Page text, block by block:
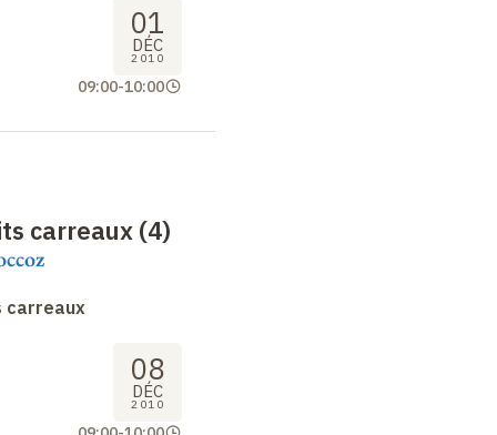
01
DÉC
2010
09:00-10:00
carreaux (4)
carreaux
08
DÉC
2010